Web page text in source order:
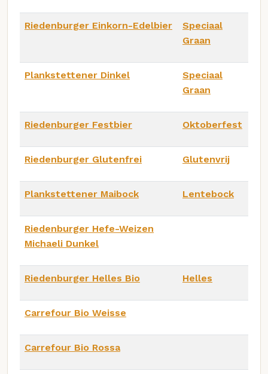
Riedenburger Einkorn-Edelbier
Speciaal
Graan
Plankstettener Dinkel
Speciaal
Graan
Riedenburger Festbier Oktoberfest
Riedenburger Glutenfrei Glutenvrij
Plankstettener Maibock Lentebock
Riedenburger Hefe-Weizen
Michaeli Dunkel
Riedenburger Helles Bio Helles
Carrefour Bio Weisse
Carrefour Bio Rossa